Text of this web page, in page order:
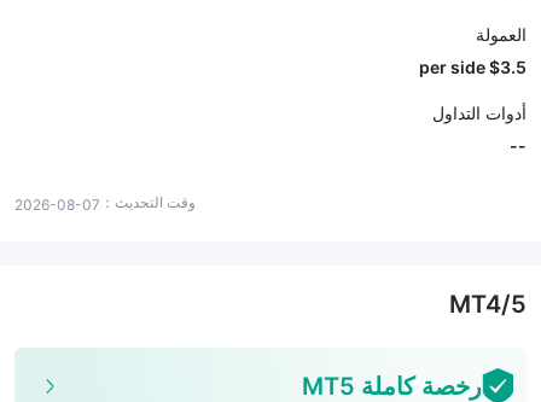
العمولة
$3.5 per side
أدوات التداول
--
وقت التحديث： 2026-08-07
MT4/5
رخصة كاملة MT5